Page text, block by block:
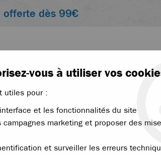
offerte dès 99€
ÉLECTRONIQUE
1/14
vous à utiliser vos
utiles pour :
et les fonctionnalités du site
campagnes marketing et proposer des
et surveiller les erreurs